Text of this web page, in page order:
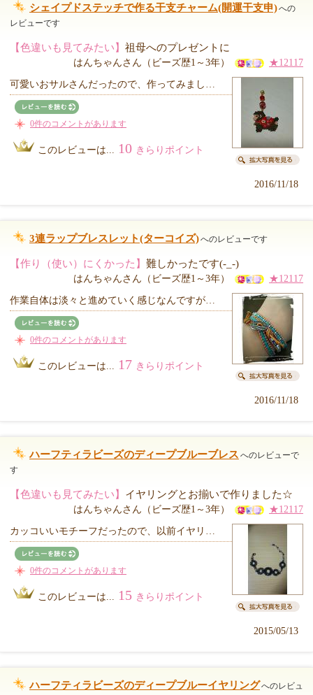
シェイプドステッチで作る干支チャーム(開運干支申)への
レビューです
【色違いも見てみたい】 祖母へのプレゼントに
はんちゃんさん（ビーズ歴1～3年） ★12117
可愛いおサルさんだったので、作ってみまし…
0件のコメントがあります
このレビューは... 10 きらりポイント
2016/11/18
3連ラップブレスレット(ターコイズ)へのレビューです
【作り（使い）にくかった】 難しかったです(-_-)
はんちゃんさん（ビーズ歴1～3年） ★12117
作業自体は淡々と進めていく感じなんですが…
0件のコメントがあります
このレビューは... 17 きらりポイント
2016/11/18
ハーフティラビーズのディープブルーブレス へのレビューで
す
【色違いも見てみたい】 イヤリングとお揃いで作りました☆
はんちゃんさん（ビーズ歴1～3年） ★12117
カッコいいモチーフだったので、以前イヤリ…
0件のコメントがあります
このレビューは... 15 きらりポイント
2015/05/13
ハーフティラビーズのディープブルーイヤリングへのレビュ